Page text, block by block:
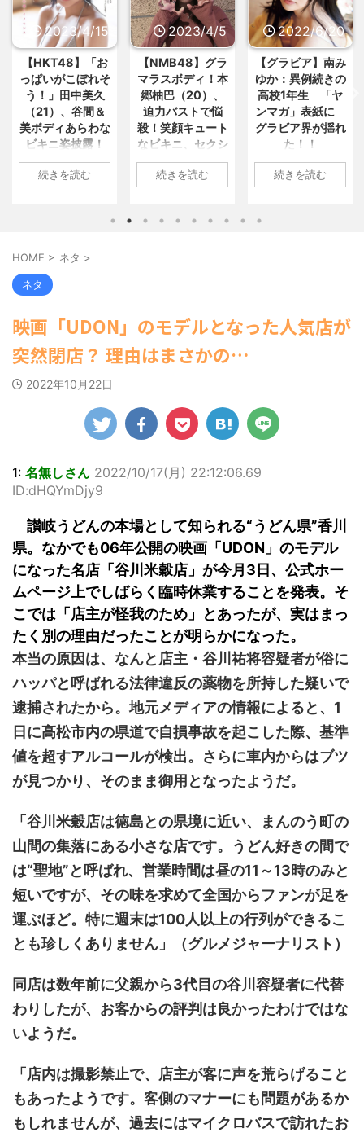
【画像】芋臭い田舎”JK”が垢抜け
た結果、一同驚愕www / おまとめ :
おすすめ NEW! (8/9 09:39)
【画像】TWICE・モモ(30)、また
してもセクシーボデーを... / おまとめ
: おすすめ NEW! (8/9 09:39)
赤外線をフルカラーで見ることが
できるメガネが開発される / おまとめ
: おすすめ
NEW! (8/9 09:25)
【信長の野望・新生】米問屋をど
ういう時にどこに建てるのかわか... /
(8/29 00:02)
安倍国葬たったの2.5億円に批判
願が死ぬほど / 気になるニュースまと
めアンテナ
(8/29 00:00)
【モバマスSS】志希「苺の美味し
い食べ方。そして雪美と食べる... / 気
00:00)
【速報】スプラトゥーン公式、謝
罪 / 気になるニュースまとめアンテナ
(8/28 23:50)
Powered by livedoor 相互
元ジャンポケ斎藤さん、求刑直後
微妙な髪形でライブ配信してギフ... /
5chまとめMAP(総合) NEW!
(8/9
11:09)
本来悪い意味じゃないのにもはや
マイナスイメージしかない言葉ｗ... /
5chまとめMAP(総合) NEW!
(8/9
11:07)
【朗報】みい山作者・亜月ねねち
ゃんがチョロくて可愛い / 5chまとめ
MAP(総合)
(8/9 11:05)
韓国人「昨日韓国YGエンタ社屋
ドアをゴルフクラブでたたいた女... /
5chまとめMAP(総合) NEW! (8/9
海外「日本よ、お前がナンバーワ
【為替相場】為替介入により一時
1ドル157円台 しかし戻しも... / にゅー
すなう！ まとめアンテナ
22:16)
(7/30 22:06)
海外「日本よ、お前がナンバーワ
21:56)
2023/4/15
【HKT48】「お
っぱいがこぼれそ
う！」田中美久
（21）、谷間＆
美ボディあらわな
ビキニ姿披露！
「えっちいすぎ
る」絶賛の声殺到
HKT48の田中美久
さんは4月8日、自
身のInstagramを更
があらわになった
ビキニ姿を披露し
ました。 「素敵
ーで綺麗」 田中さ
絵文字と共に、自
身の写真2枚を公開
いビキニを着用し
台の上に横たわ
り、大人っぽい表
す。 あらわになっ
た胸元や引き締ま
った腹筋など、美
しいボディがとて
もセクシーです
ね。 2枚目はモノ
クロショット ...
続きを読む
2023/4/5
【NMB48】グラ
マラスボディ！本
郷柚巴（20）、
迫力バストで悩
殺！笑顔キュート
なビキニ、セクシ
ーニット、ランジ
ェリー姿披露
2023/04/01(土)
イト『ヤングアニ
マルWeb』のグラ
ビアに初登場し
中の本郷。 今回、
サイトには15カッ
際立つタイトなセ
キュートなビキ
ニ、迫力バスト目
を引くランジェリ
ー姿のカットなど
盛りだくさんの内
容となっている。
http://www.rbbto
da ...
続きを読む
2022/6/20
【グラビア】南み
ゆか：異例続きの
高校1年生 「ヤ
ンマガ」表紙に
グラビア界が揺れ
た！！
1: 名無しさん
2022/06/20(月)
「OS☆K」の南み
ゆかさんが、6月
に登場した。 南さ
んは2005年10月10
紙を飾ったことが
「異例続きの高校1
年生にグラビア界
が揺れた！！」と
紹介され、水着姿
を披露した。 ...
続きを読む
HOME > ネタ >
ネタ
映画「UDON」のモデルとなった人気店が
突然閉店？ 理由はまさかの…
2022年10月22日
1: 名無しさん 2022/10/17(月) 22:12:06.69
ID:dHQYmDjy9
讃岐うどんの本場として知られる“うどん県”香川
県。なかでも06年公開の映画「UDON」のモデル
になった名店「谷川米穀店」が今月3日、公式ホー
ムページ上でしばらく臨時休業することを発表。そ
こでは「店主が怪我のため」とあったが、実はまっ
たく別の理由だったことが明らかになった。
本当の原因は、なんと店主・谷川祐将容疑者が俗に
ハッパと呼ばれる法律違反の薬物を所持した疑いで
逮捕されたから。地元メディアの情報によると、1
日に高松市内の県道で自損事故を起こした際、基準
値を超すアルコールが検出。さらに車内からはブツ
が見つかり、そのまま御用となったようだ。
「谷川米穀店は徳島との県境に近い、まんのう町の
山間の集落にある小さな店です。うどん好きの間で
は“聖地”と呼ばれ、営業時間は昼の11～13時のみと
短いですが、その味を求めて全国からファンが足を
運ぶほど。特に週末は100人以上の行列ができるこ
とも珍しくありません」（グルメジャーナリスト）
同店は数年前に父親から3代目の谷川容疑者に代替
わりしたが、お客からの評判は良かったわけではな
いようだ。
「店内は撮影禁止で、店主が客に声を荒らげること
もあったようです。客側のマナーにも問題があるか
もしれませんが、過去にはマイクロバスで訪れたお